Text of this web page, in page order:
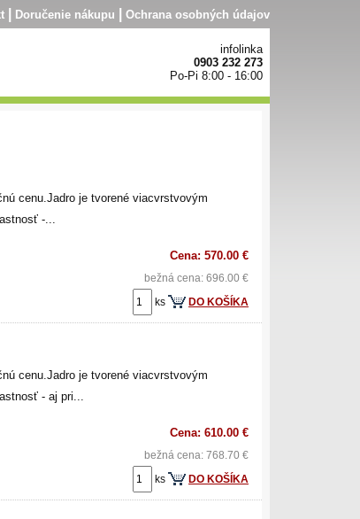
Doručenie nákupu Ochrana osobných údajov
infolinka
0903 232 273
Po-Pi 8:00 - 16:00
cenu.Jadro je tvorené viacvrstvovým
-...
Cena: 570.00 €
bežná cena: 696.00 €
ks
DO KOŠÍKA
cenu.Jadro je tvorené viacvrstvovým
- aj pri...
Cena: 610.00 €
bežná cena: 768.70 €
ks
DO KOŠÍKA